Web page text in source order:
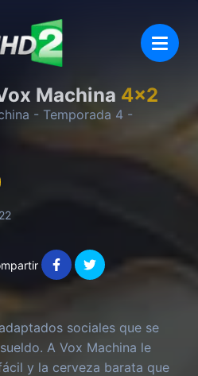
Machina 4x2
- Temporada 4 -
sociales que se
A Vox Machina le
y la cerveza barata que